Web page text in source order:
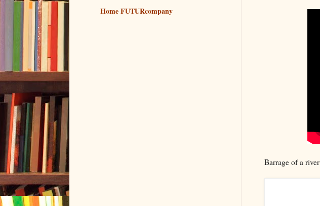
Barrage of a river
Home FUTURcompany